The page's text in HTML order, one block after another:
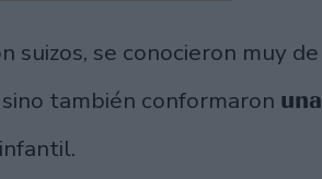
suizos, se conocieron muy de
también conformaron una